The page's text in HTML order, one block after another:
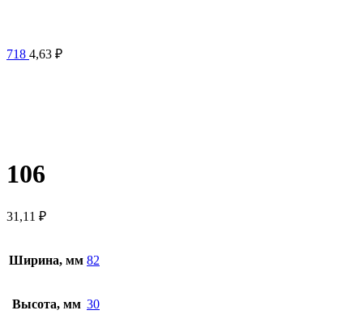
718 4,63 ₽
106
31,11 ₽
Ширина, мм 82
Высота, мм 30